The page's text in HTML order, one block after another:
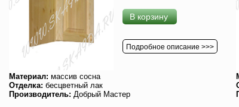
В корзину
Подробное описание >>>
Материал: массив сосна
Отделка: бесцветный лак
Производитель: Добрый Мастер